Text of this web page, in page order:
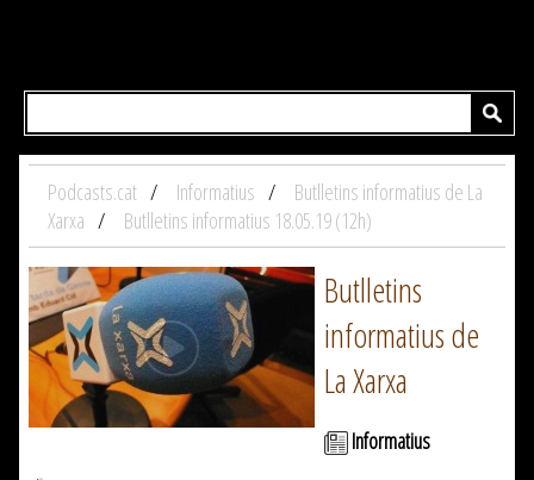
Podcasts.cat Informatius
Butlletins informatius de La
Xarxa
Butlletins informatius 18.05.19 (12h)
Butlletins
informatius de
La Xarxa
Informatius